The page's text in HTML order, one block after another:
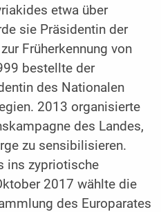
etwa über
sie Präsidentin der
Früherkennung von
bestellte der
des Nationalen
2013 organisierte
des Landes,
zu sensibilisieren.
ins zypriotische
2017 wählte die
des Europarates